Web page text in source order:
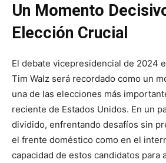
Un Momento
Elección Crucial
El debate vicepresidencial de 2024
Tim Walz será recordado como un
una de las elecciones más
reciente de Estados Unidos. En un
dividido, enfrentando desafíos sin
el frente doméstico como en el
capacidad de estos candidatos para